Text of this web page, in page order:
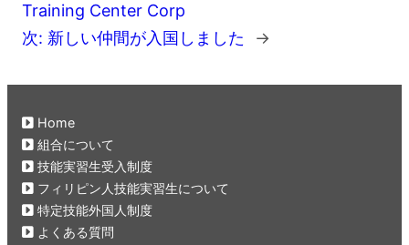
Training Center Corp
次: 新しい仲間が入国しました →
Home
組合について
技能実習生受入制度
フィリピン人技能実習生について
特定技能外国人制度
よくある質問